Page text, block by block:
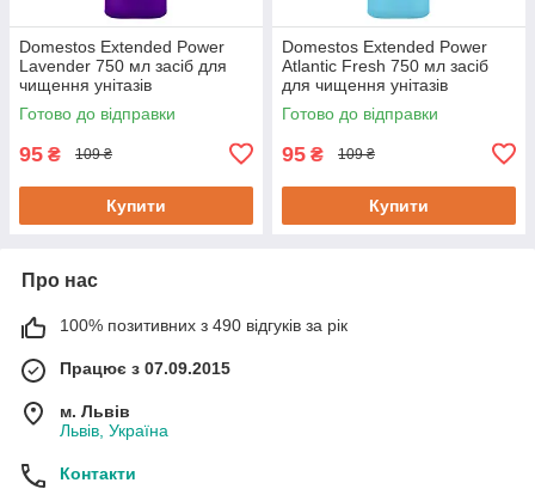
Domestos Extended Power
Lavender 750 мл засіб для
чищення унітазів
Готово до відправки
95 ₴ 109 ₴
Купити
Domestos Extended Power
Atlantic Fresh 750 мл засіб
для чищення унітазів
Готово до відправки
95 ₴ 109 ₴
Купити
Про нас
100% позитивних з 490 відгуків за рік
Працює з 07.09.2015
м. Львів
Львів, Україна
Контакти